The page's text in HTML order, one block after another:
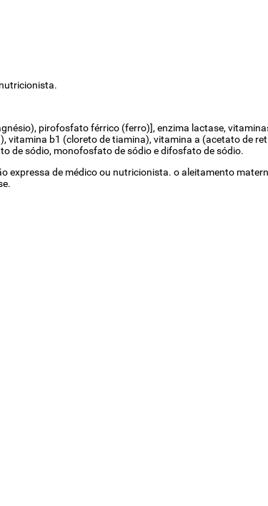
pirofosfato férrico (ferro)], enzima lactase,
b1 (cloreto de tiamina), vitamina a (acetato de
de sódio, monofosfato de sódio e difosfato de sódio.
de médico ou nutricionista. o aleitamento